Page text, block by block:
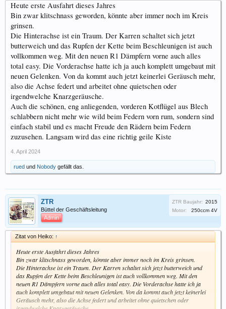
Heute erste Ausfahrt dieses Jahres
Bin zwar klitschnass geworden, könnte aber immer noch im Kreis
grinsen.
Die Hinterachse ist ein Traum. Der Karren schaltet sich jetzt
butterweich und das Rupfen der Kette beim Beschleunigen ist auch
vollkommen weg. Mit den neuen R1 Dämpfern vorne auch alles
total easy. Die Vorderachse hatte ich ja auch komplett umgebaut mit
neuen Gelenken. Von da kommt auch jetzt keinerlei Geräusch mehr,
also die Achse federt und arbeitet ohne quietschen oder
irgendwelche Knarzgeräusche.
Auch die schönen, eng anliegenden, vorderen Kotflügel aus Blech
schlabbern nicht mehr wie wild beim Federn vorn rum, sondern sind
einfach stabil und es macht Freude den Rädern beim Federn
zuzusehen. Langsam wird das eine richtig geile Kiste
4. April 2024
rued und Nobody gefällt das.
ZTR
Büttel der Geschäftsleitung
Admin
ZTR Baujahr: 2015
Motor:
250ccm 4V
Zitat von Heiko: ↑
Heute erste Ausfahrt dieses Jahres
Bin zwar klitschnass geworden, könnte aber immer noch im Kreis grinsen.
Die Hinterachse ist ein Traum. Der Karren schaltet sich jetzt butterweich und
das Rupfen der Kette beim Beschleunigen ist auch vollkommen weg. Mit den
neuen R1 Dämpfern vorne auch alles total easy. Die Vorderachse hatte ich ja
auch komplett umgebaut mit neuen Gelenken. Von da kommt auch jetzt keinerlei
Geräusch mehr, also die Achse federt und arbeitet ohne quietschen oder